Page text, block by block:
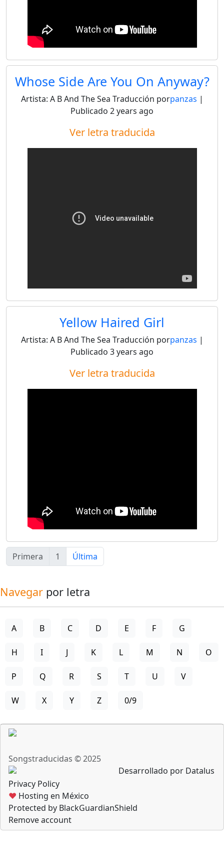
Whose Side Are You On Anyway?
Artista: A B And The Sea Traducción porpanzas |
Publicado 2 years ago
Ver letra traducida
Yellow Haired Girl
Artista: A B And The Sea Traducción porpanzas |
Publicado 3 years ago
Ver letra traducida
Primera 1 Última
Navegar por letra
A B C D E F G
H I J K L M N O
P Q R S T U V
W X Y Z 0/9
Songstraducidas © 2025
Desarrollado por Datalus
Privacy Policy
♥ Hosting en México
Protected by BlackGuardianShield
Remove account